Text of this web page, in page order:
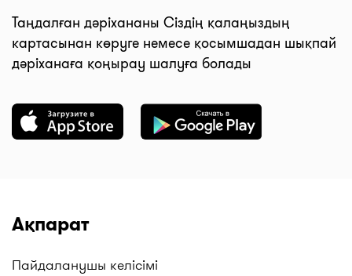
Таңдалған дәріхананы Сіздің қалаңыздың
картасынан көруге немесе қосымшадан шықпай
дәріханаға қоңырау шалуға болады
Ақпарат
Пайдаланушы келісімі